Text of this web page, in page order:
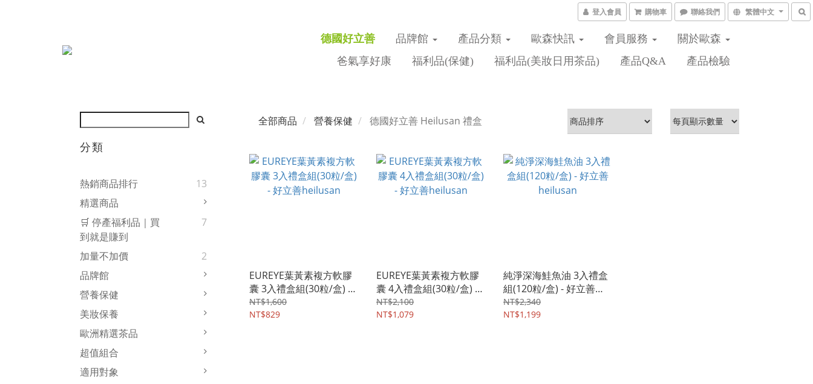
登入會員 購物車 聯絡我們 繁體中文
德國好立善 品牌館 產品分類 歐森快訊 會員服務
關於歐森
爸氣享好康
福利品(保健) 福利品(美妝日用茶品) 產品Q&A 產品檢驗
分類
熱銷商品排行
13
精選商品
🛒 停產福利品｜買
到就是賺到
7
加量不加價
2
品牌館
營養保健
美妝保養
歐洲精選茶品
超值組合
適用對象
全部商品 營養保健 德國好立善 Heilusan 禮盒
EUREYE葉黃素複方軟膠
囊 3入禮盒組(30粒/盒) -
好立善heilusan
NT$1,600
NT$829
EUREYE葉黃素複方軟膠
囊 4入禮盒組(30粒/盒) -
好立善heilusan
NT$2,100
NT$1,079
純淨深海鮭魚油 3入禮盒
組(120粒/盒) - 好立善
heilusan
NT$2,340
NT$1,199